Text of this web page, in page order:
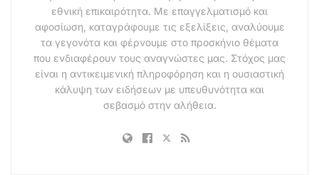
εθνική επικαιρότητα. Με επαγγελματισμό και
αφοσίωση, καταγράφουμε τις εξελίξεις, αναλύουμε
τα γεγονότα και φέρνουμε στο προσκήνιο θέματα
που ενδιαφέρουν τους αναγνώστες μας. Στόχος μας
είναι η αντικειμενική πληροφόρηση και η ουσιαστική
κάλυψη των ειδήσεων με υπευθυνότητα και
σεβασμό στην αλήθεια.